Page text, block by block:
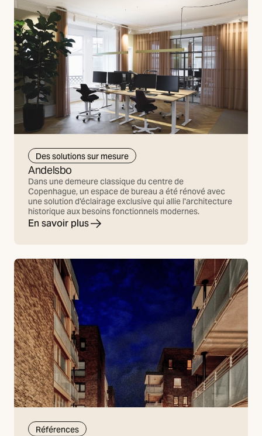
Des solutions sur mesure
Andelsbo
Dans une demeure classique du centre de
Copenhague, un espace de bureau a été rénové avec
une solution d'éclairage exclusive qui allie l'architecture
historique aux besoins fonctionnels modernes.
En savoir plus
Références